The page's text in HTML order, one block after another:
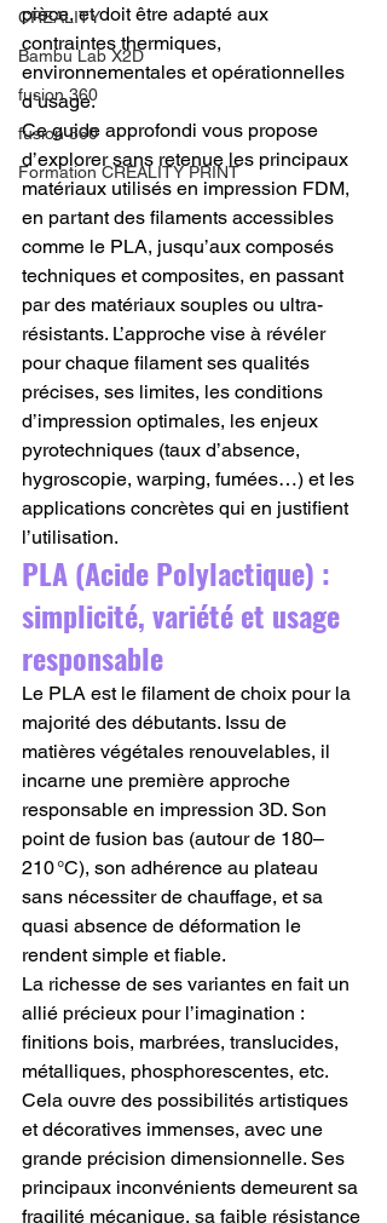
CREALITY
Bambu Lab X2D
fusion 360
fusion 360
Formation CREALITY PRINT
pièce, et doit être adapté aux
contraintes thermiques,
environnementales et opérationnelles
d’usage.
Ce guide approfondi vous propose
d’explorer sans retenue les principaux
matériaux utilisés en impression FDM,
en partant des filaments accessibles
comme le PLA, jusqu’aux composés
techniques et composites, en passant
par des matériaux souples ou ultra-
résistants. L’approche vise à révéler
pour chaque filament ses qualités
précises, ses limites, les conditions
d’impression optimales, les enjeux
pyrotechniques (taux d’absence,
hygroscopie, warping, fumées…) et les
applications concrètes qui en justifient
l’utilisation.
PLA (Acide Polylactique) :
simplicité, variété et usage
responsable
Le PLA est le filament de choix pour la
majorité des débutants. Issu de
matières végétales renouvelables, il
incarne une première approche
responsable en impression 3D. Son
point de fusion bas (autour de 180–
210 °C), son adhérence au plateau
sans nécessiter de chauffage, et sa
quasi absence de déformation le
rendent simple et fiable.
La richesse de ses variantes en fait un
allié précieux pour l’imagination :
finitions bois, marbrées, translucides,
métalliques, phosphorescentes, etc.
Cela ouvre des possibilités artistiques
et décoratives immenses, avec une
grande précision dimensionnelle. Ses
principaux inconvénients demeurent sa
fragilité mécanique, sa faible résistance